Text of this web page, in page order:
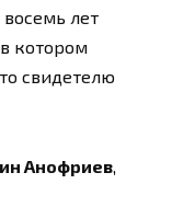
лет
котором
свидетелю
Анофриев